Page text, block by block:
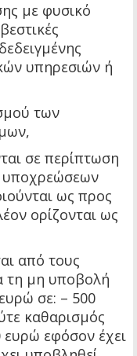
με φυσικό
υπηρεσιών ή
των
σε περίπτωση
ως προς
ορίζονται ως
από τους
τη μη υποβολή
σε: – 500
καθαρισμός
εφόσον έχει